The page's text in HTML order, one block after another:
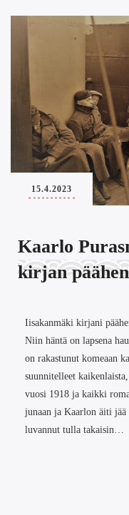
15.4.2023
Kaarlo
kirjan
Iisakanmäki kirjani
Niin häntä on lapsena
on rakastunut komeaan
suunnitelleet
vuosi 1918 ja kaikki
junaan ja Kaarlon äiti
luvannut tulla takaisin…